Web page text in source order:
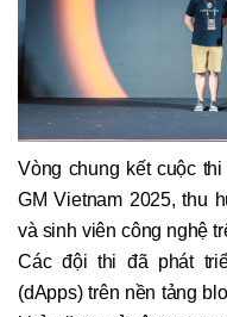
Vòng chung kết cuộc
GM Vietnam 2025, thu
và sinh viên công nghệ
Các đội thi đã phát
(dApps) trên nền tảng